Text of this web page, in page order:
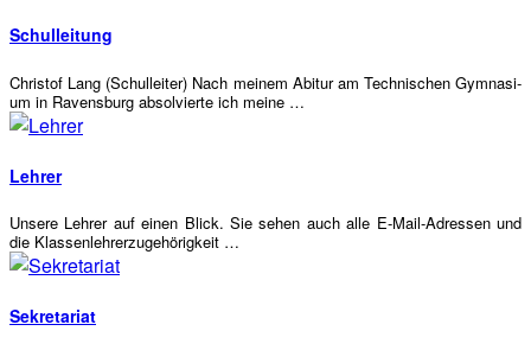
Schul­lei­tung
Christof Lang (Schul­lei­ter) Nach mei­nem Abitur am Tech­ni­schen Gym­na­si­
um in Ravens­burg absol­vier­te ich meine …
Leh­rer
Unse­re Leh­rer auf einen Blick. Sie sehen auch alle E‑Mail-Adres­sen und
die Klassenlehrerzugehörigkeit …
Sekre­ta­ri­at